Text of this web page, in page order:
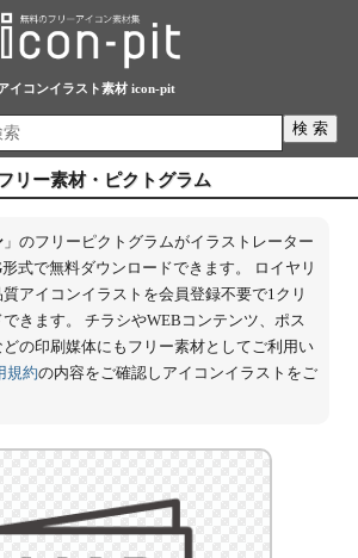
イコンイラスト素材 icon-pit
リー素材・ピクトグラム
」のフリーピクトグラムがイラストレーター
式で無料ダウンロードできます。 ロイヤリ
アイコンイラストを会員登録不要で1クリ
きます。 チラシやWEBコンテンツ、ポス
どの印刷媒体にもフリー素材としてご利用い
規約の内容をご確認しアイコンイラストをご